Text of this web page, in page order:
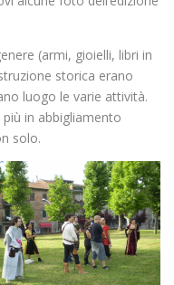
(armi, gioielli, libri in
storica erano
luogo le varie attività.
in abbigliamento
solo.